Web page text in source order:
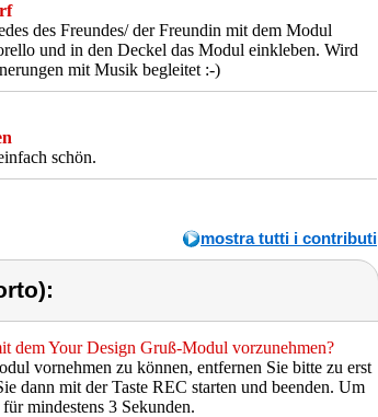
des Freundes/ der Freundin mit dem Modul
und in den Deckel das Modul einkleben. Wird
mit Musik begleitet :-)
schön.
mostra tutti i contributi
dem Your Design Gruß-Modul vorzunehmen?
vornehmen zu können, entfernen Sie bitte zu erst
dann mit der Taste REC starten und beenden. Um
mindestens 3 Sekunden.